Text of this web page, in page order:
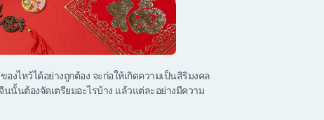
งไหว้ได้อย่างถูกต้อง จะก่อให้เกิดความเป็นสิริมงคล
นั้นต้องจัดเตรียมอะไรบ้าง แล้วแต่ละอย่างมีความ